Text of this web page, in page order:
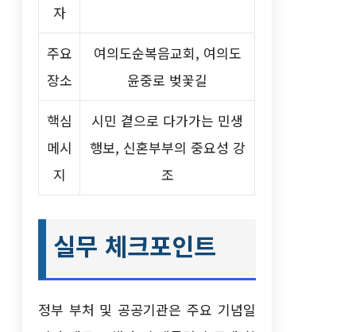
자
주요
장소
여의도순복음교회, 여의도
윤중로 벚꽃길
핵심
메시
지
시민 곁으로 다가가는 민생
행보, 신혼부부의 중요성 강
조
실무 체크포인트
정부 부처 및 공공기관은 주요 기념일